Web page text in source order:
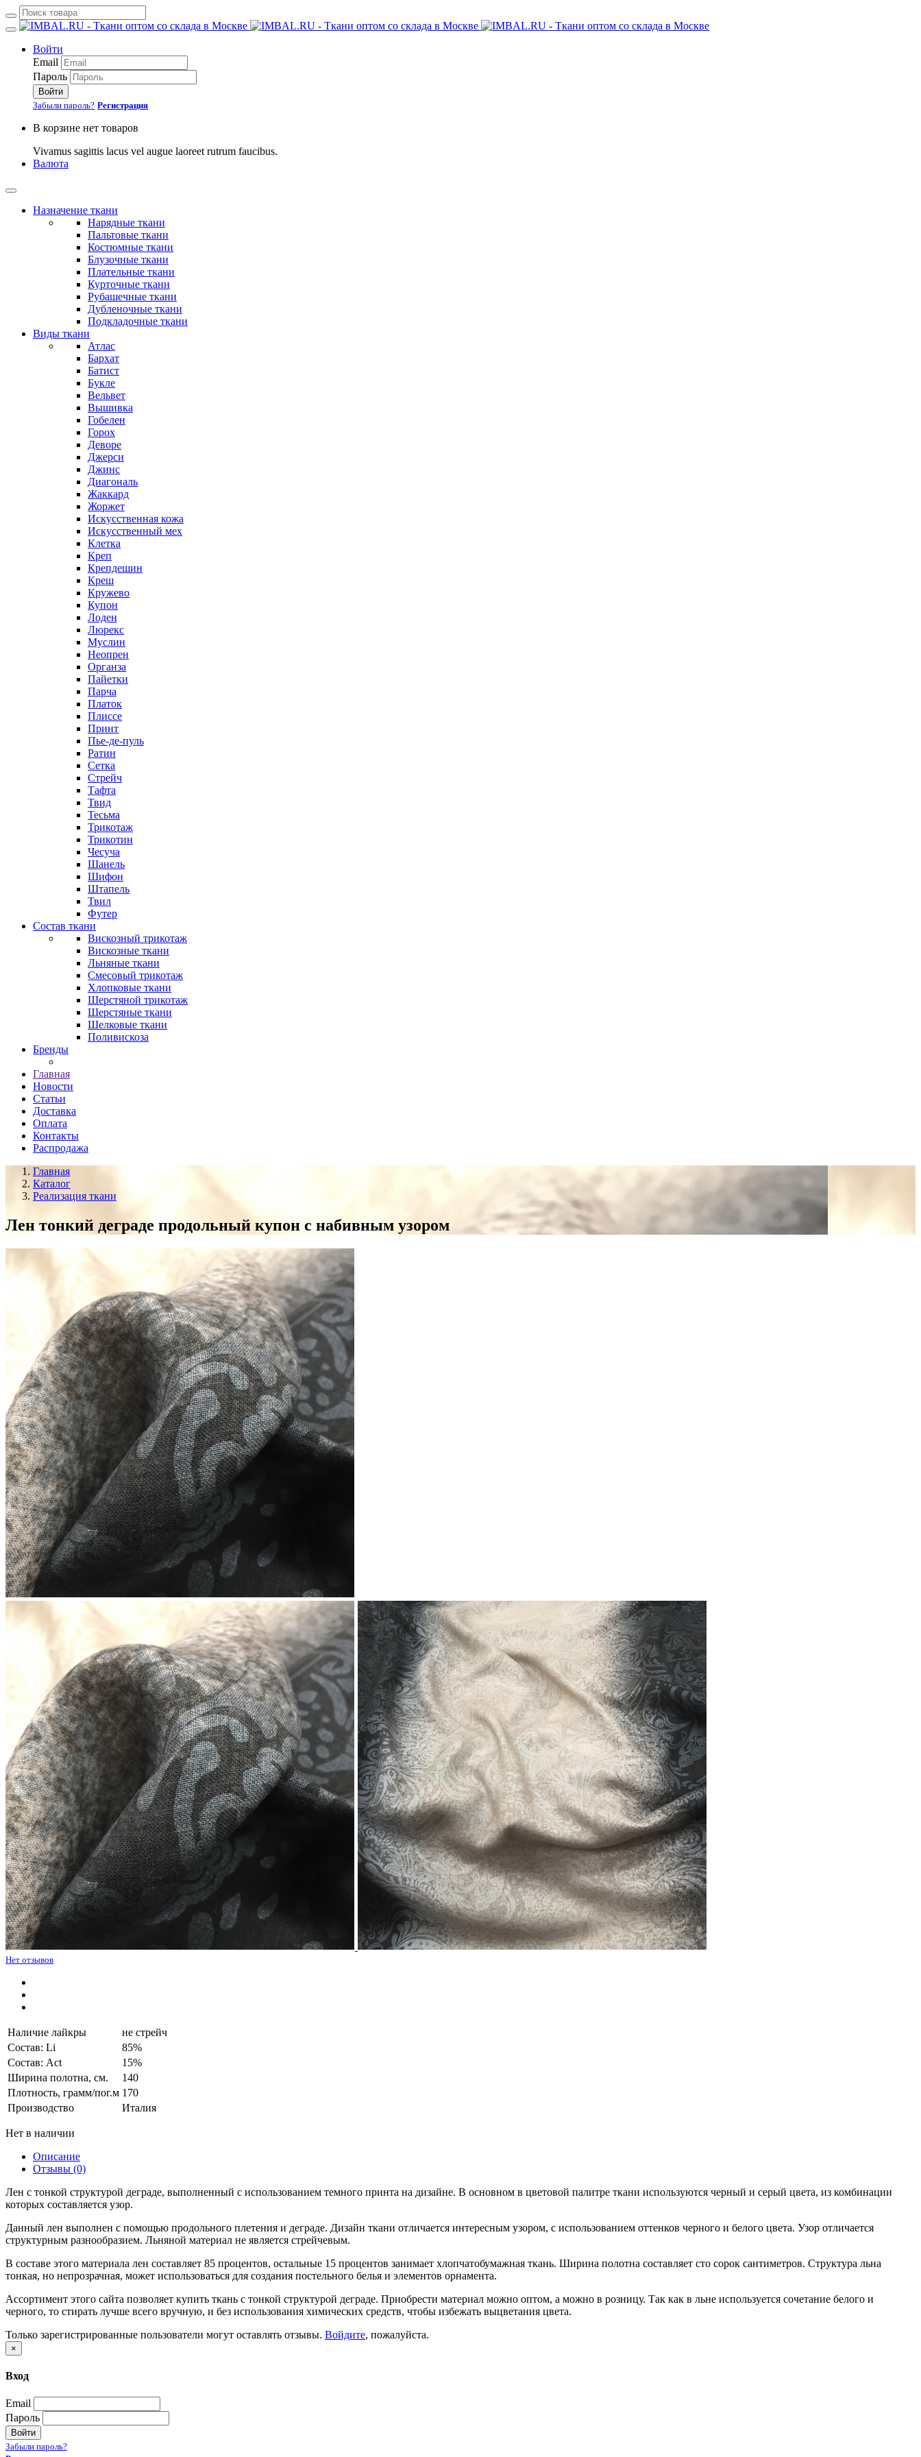
Войти
Email
Пароль
Войти
Забыли пароль? Регистрация
В корзине нет товаров
Vivamus sagittis lacus vel augue laoreet rutrum faucibus.
Валюта
Назначение ткани
Нарядные ткани
Пальтовые ткани
Костюмные ткани
Блузочные ткани
Плательные ткани
Курточные ткани
Рубашечные ткани
Дубленочные ткани
Подкладочные ткани
Виды ткани
Атлас
Бархат
Батист
Букле
Вельвет
Вышивка
Гобелен
Горох
Деворе
Джерси
Джинс
Диагональ
Жаккард
Жоржет
Искусственная кожа
Искусственный мех
Клетка
Креп
Крепдешин
Креш
Кружево
Купон
Лоден
Люрекс
Муслин
Неопрен
Органза
Пайетки
Парча
Платок
Плиссе
Принт
Пье-де-пуль
Ратин
Сетка
Стрейч
Тафта
Твид
Тесьма
Трикотаж
Трикотин
Чесуча
Шанель
Шифон
Штапель
Твил
Футер
Состав ткани
Вискозный трикотаж
Вискозные ткани
Льняные ткани
Смесовый трикотаж
Хлопковые ткани
Шерстяной трикотаж
Шерстяные ткани
Шелковые ткани
Поливискоза
Бренды
Главная
Новости
Статьи
Доставка
Оплата
Контакты
Распродажа
Главная
Каталог
Реализация ткани
Лен тонкий деграде продольный купон с набивным узором
Нет отзывов
Наличие лайкры
не стрейч
Состав: Li
85%
Состав: Act
15%
Ширина полотна, см.
140
Плотность, грамм/пог.м 170
Производство
Италия
Нет в наличии
Описание
Отзывы (0)
Лен с тонкой структурой деграде, выполненный с использованием темного принта на дизайне. В основном в цветовой палитре ткани используются черный и серый цвета, из комбинации
которых составляется узор.
Данный лен выполнен с помощью продольного плетения и деграде. Дизайн ткани отличается интересным узором, с использованием оттенков черного и белого цвета. Узор отличается
структурным разнообразием. Льняной материал не является стрейчевым.
В составе этого материала лен составляет 85 процентов, остальные 15 процентов занимает хлопчатобумажная ткань. Ширина полотна составляет сто сорок сантиметров. Структура льна
тонкая, но непрозрачная, может использоваться для создания постельного белья и элементов орнамента.
Ассортимент этого сайта позволяет купить ткань с тонкой структурой деграде. Приобрести материал можно оптом, а можно в розницу. Так как в льне используется сочетание белого и
черного, то стирать лучше всего вручную, и без использования химических средств, чтобы избежать выцветания цвета.
Только зарегистрированные пользователи могут оставлять отзывы. Войдите, пожалуйста.
×
Вход
Email
Пароль
Войти
Забыли пароль?